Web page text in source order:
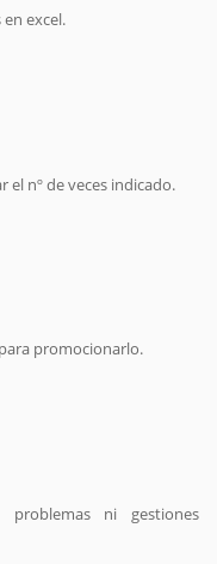
excel.
el nº de veces indicado.
promocionarlo.
ni gestiones